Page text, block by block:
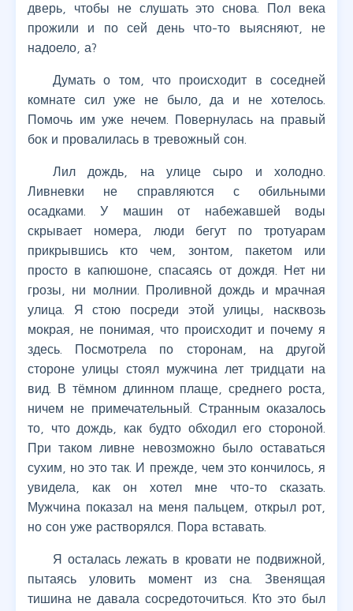
дверь, чтобы не слушать это снова. Пол века
прожили и по сей день что-то выясняют, не
надоело, а?
Думать о том, что происходит в соседней
комнате сил уже не было, да и не хотелось.
Помочь им уже нечем. Повернулась на правый
бок и провалилась в тревожный сон.
Лил дождь, на улице сыро и холодно.
Ливневки не справляются с обильными
осадками. У машин от набежавшей воды
скрывает номера, люди бегут по тротуарам
прикрывшись кто чем, зонтом, пакетом или
просто в капюшоне, спасаясь от дождя. Нет ни
грозы, ни молнии. Проливной дождь и мрачная
улица. Я стою посреди этой улицы, насквозь
мокрая, не понимая, что происходит и почему я
здесь. Посмотрела по сторонам, на другой
стороне улицы стоял мужчина лет тридцати на
вид. В тёмном длинном плаще, среднего роста,
ничем не примечательный. Странным оказалось
то, что дождь, как будто обходил его стороной.
При таком ливне невозможно было оставаться
сухим, но это так. И прежде, чем это кончилось, я
увидела, как он хотел мне что-то сказать.
Мужчина показал на меня пальцем, открыл рот,
но сон уже растворялся. Пора вставать.
Я осталась лежать в кровати не подвижной,
пытаясь уловить момент из сна. Звенящая
тишина не давала сосредоточиться. Кто это был